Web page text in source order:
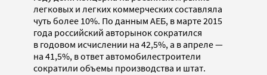
легковых и легких коммерческих составляла
чуть более 10%. По данным АЕБ, в марте 2015
года российский авторынок сократился
в годовом исчислении на 42,5%, а в апреле —
на 41,5%, в ответ автомобилестроители
сократили объемы производства и штат.